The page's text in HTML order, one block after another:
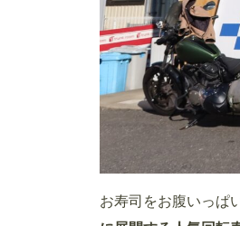
お寿司をお腹いっぱ